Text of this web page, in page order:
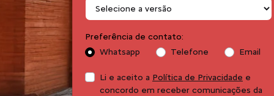
Preferência de contato:
Whatsapp
Telefone Email
Li e aceito a Política de Privacidade e
concordo em receber comunicações da